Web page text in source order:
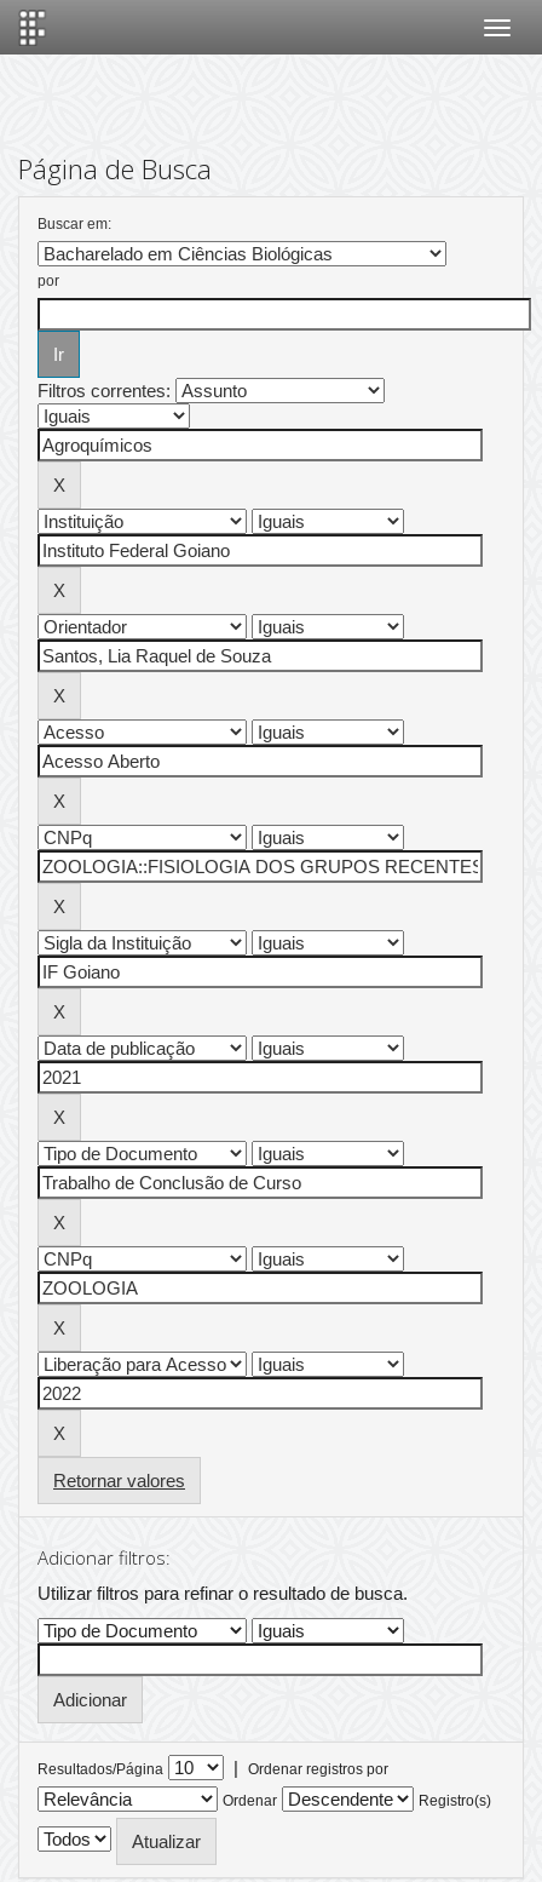
Página de Busca
Buscar em:
por
Filtros correntes:
Retornar valores
Adicionar filtros:
Utilizar filtros para refinar o resultado de busca.
Resultados/Página |
Ordenar registros por
Ordenar
Registro(s)